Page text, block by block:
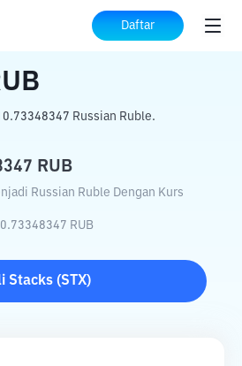
Daftar
ke RUB
Russian Ruble.
RUB
Russian Ruble Dengan Kurs
RUB
Stacks (STX)